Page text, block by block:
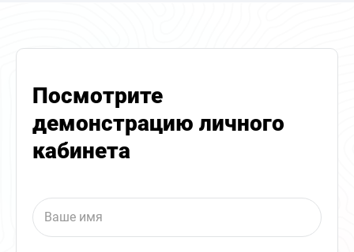
Посмотрите
демонстрацию личного
кабинета